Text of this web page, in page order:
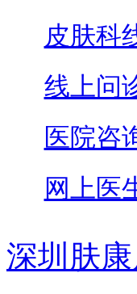
皮肤科
线上问
医院咨
网上医
深圳肤